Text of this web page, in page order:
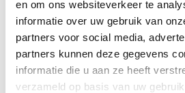
en om ons websiteverkeer te
informatie over uw gebruik van
partners voor social media,
partners kunnen deze gegevens
informatie die u aan ze heeft
verzameld op basis van uw
(‘pretstudies’) te laten
Steenkamp, hoofdredacteur van
hoger onderwijs, kun je
het arbeidsmarktsucces. “Het
zomaar omslaan. Tot twee jaar